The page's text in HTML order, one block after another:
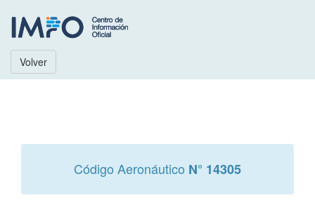
Volver
Código Aeronáutico N° 14305